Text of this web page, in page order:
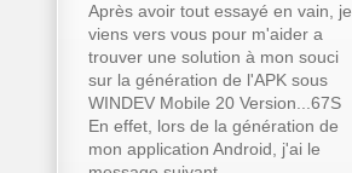
Après avoir tout essayé en vain, je
viens vers vous pour m'aider a
trouver une solution à mon souci
sur la génération de l'APK sous
WINDEV Mobile 20 Version...67S
En effet, lors de la génération de
mon application Android, j'ai le